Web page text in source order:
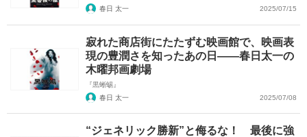
春日 太一
2025/07/15
寂れた商店街にたたずむ映画館で、映画表
現の豊潤さを知ったあの日――春日太一の
木曜邦画劇場
『黒蜥蜴』
春日 太一
2025/07/08
“ジェネリック勝新”と侮るな！ 最後に強